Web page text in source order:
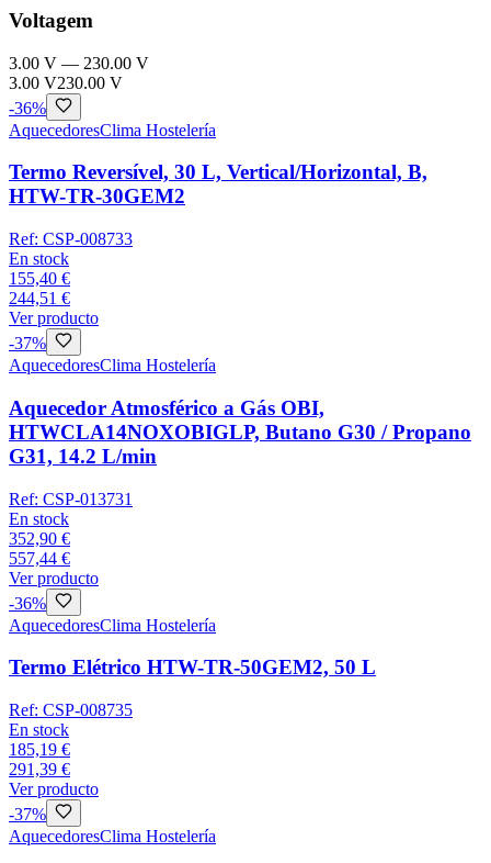
Voltagem
3.00 V — 230.00 V
3.00 V230.00 V
-36%
AquecedoresClima Hostelería
Termo Reversível, 30 L, Vertical/Horizontal, B,
HTW-TR-30GEM2
Ref: CSP-008733
En stock
155,40 €
244,51 €
Ver producto
-37%
AquecedoresClima Hostelería
Aquecedor Atmosférico a Gás OBI,
HTWCLA14NOXOBIGLP, Butano G30 / Propano
G31, 14.2 L/min
Ref: CSP-013731
En stock
352,90 €
557,44 €
Ver producto
-36%
AquecedoresClima Hostelería
Termo Elétrico HTW-TR-50GEM2, 50 L
Ref: CSP-008735
En stock
185,19 €
291,39 €
Ver producto
-37%
AquecedoresClima Hostelería